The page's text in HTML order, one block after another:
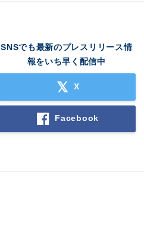
SNSでも最新のプレスリリース情
報をいち早く配信中
X
Facebook